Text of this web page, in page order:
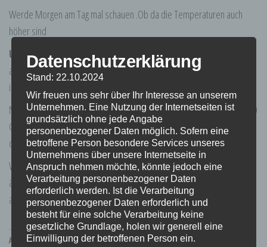
Werde Morgen am Tag mal schauen .Ob da die Temperaturen auch
höher sind
UPDATE
. Fehler gefunden ,hatte li-socl2 Batterie genommen ( nicht
aufgepasst ) nicht das die nur 3,6 V hat anstatt 3,7 . Viel schlimmer die
ist nicht wiederladbar.!
Neue , die Richtige 3,7V Li-ion Batterie aufladbar natürlich Modell 14500
Größe AA bestellt und dann dürfte es klappen. Test folgt wenn Batterie
da ist.
Werde den Zyklus von alle 3 min Datenmengen aber auf alle 20 min
ändern ,schont die Batterie und reicht meines Erachtens vollkommen
aus .
Ähnliche Beiträge
Datenschutzerklärung
Stand: 22.10.2024
Wir freuen uns sehr über Ihr Interesse an unserem
Unternehmen. Eine Nutzung der Internetseiten ist
grundsätzlich ohne jede Angabe
personenbezogener Daten möglich. Sofern eine
betroffene Person besondere Services unseres
Unternehmens über unsere Internetseite in
Anspruch nehmen möchte, könnte jedoch eine
Verarbeitung personenbezogener Daten
erforderlich werden. Ist die Verarbeitung
personenbezogener Daten erforderlich und
besteht für eine solche Verarbeitung keine
gesetzliche Grundlage, holen wir generell eine
Einwilligung der betroffenen Person ein.